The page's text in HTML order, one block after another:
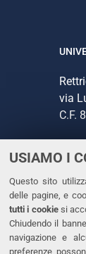
USIAMO I
Questo sito
delle pagine, e
tutti i cookiesi
Chiudendo il
navigazione e
preferenze
via
C.F.
Tel.
Fax.
PEC